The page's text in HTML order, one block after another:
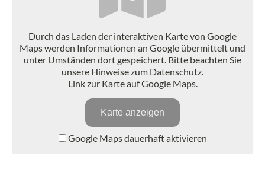
Durch das Laden der interaktiven Karte von Google
Maps werden Informationen an Google übermittelt und
unter Umständen dort gespeichert. Bitte beachten Sie
unsere Hinweise zum Datenschutz.
Link zur Karte auf Google Maps.
Karte anzeigen
Google Maps dauerhaft aktivieren